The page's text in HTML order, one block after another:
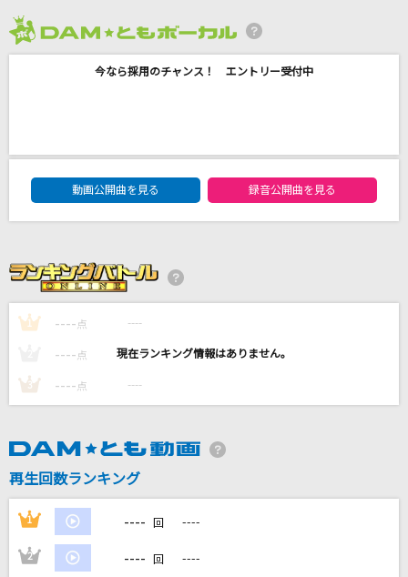
[生音]クリスマスキャロルの頃には
米津玄師
好きすぎて滅！
[生音]天体観測
和田光司
今なら採用のチャンス！ エントリー受付中
DAM★ともボーカルエントリーランキング
動画公開曲を見る
録音公開曲を見る
1 ---- 点 ----
---- 点 ----
3 ---- 点 ----
再生回数ランキング
1 ---- 回 ----
2 ---- 回 ----